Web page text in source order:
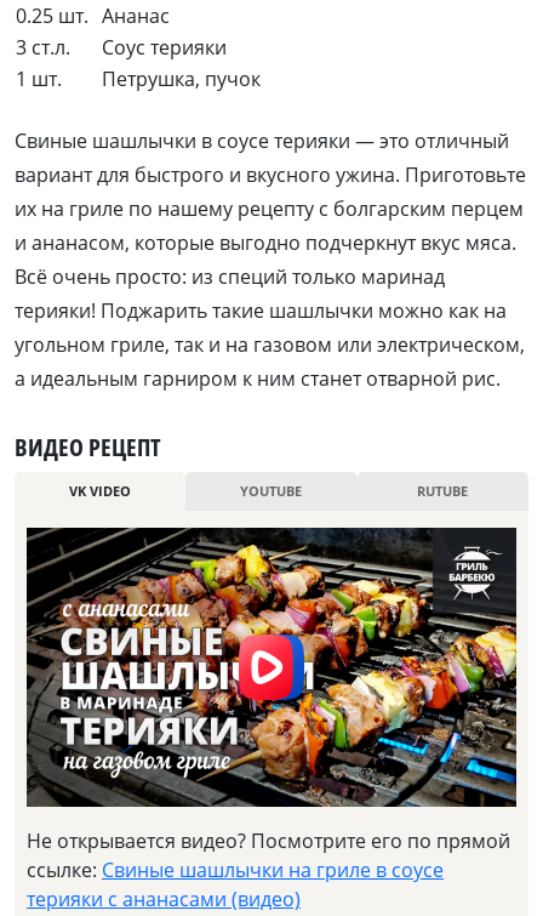
0.25 шт. Ананас
3 ст.л.
Соус терияки
1 шт.
Петрушка, пучок
Свиные шашлычки в соусе терияки — это отличный
вариант для быстрого и вкусного ужина. Приготовьте
их на гриле по нашему рецепту с болгарским перцем
и ананасом, которые выгодно подчеркнут вкус мяса.
Всё очень просто: из специй только маринад
терияки! Поджарить такие шашлычки можно как на
угольном гриле, так и на газовом или электрическом,
а идеальным гарниром к ним станет отварной рис.
ВИДЕО РЕЦЕПТ
VK VIDEO YOUTUBE RUTUBE
Не открывается видео? Посмотрите его по прямой
ссылке: Свиные шашлычки на гриле в соусе
терияки с ананасами (видео)